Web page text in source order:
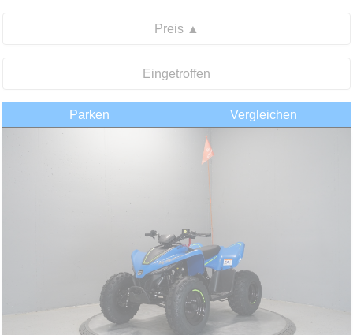
Preis ▲
Eingetroffen
Parken Vergleichen